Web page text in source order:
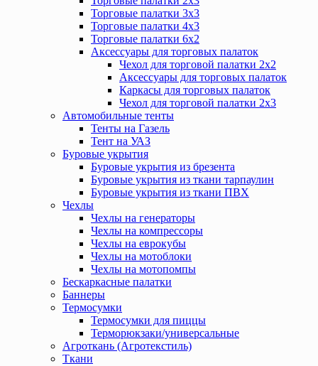
Торговые палатки 3х3
Торговые палатки 4х3
Торговые палатки 6х2
Аксессуары для торговых палаток
Чехол для торговой палатки 2х2
Аксессуары для торговых палаток
Каркасы для торговых палаток
Чехол для торговой палатки 2х3
Автомобильные тенты
Тенты на Газель
Тент на УАЗ
Буровые укрытия
Буровые укрытия из брезента
Буровые укрытия из ткани тарпаулин
Буровые укрытия из ткани ПВХ
Чехлы
Чехлы на генераторы
Чехлы на компрессоры
Чехлы на еврокубы
Чехлы на мотоблоки
Чехлы на мотопомпы
Бескаркасные палатки
Баннеры
Термосумки
Термосумки для пиццы
Терморюкзаки/универсальные
Агроткань (Агротекстиль)
Ткани